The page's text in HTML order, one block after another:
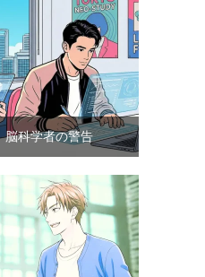
脳科学者の警告